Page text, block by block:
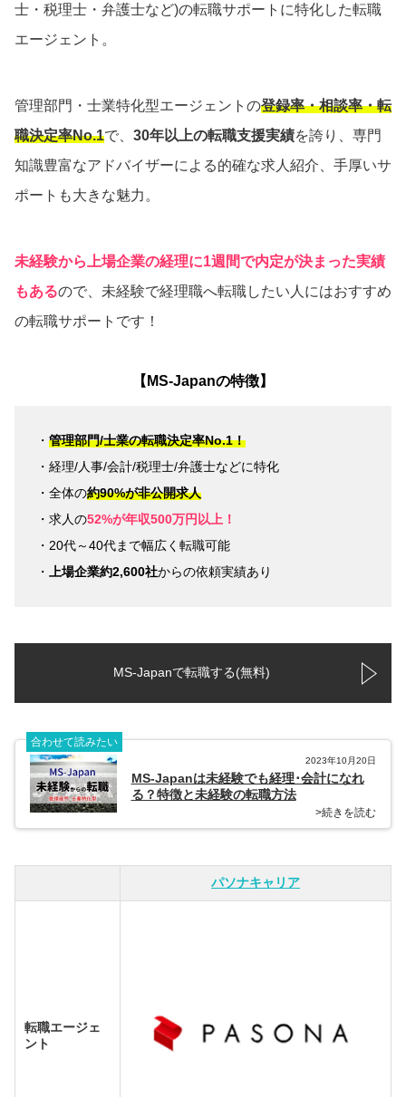
士・税理士・弁護士など)の転職サポートに特化した転職
エージェント。
管理部門・士業特化型エージェントの登録率・相談率・転
職決定率No.1で、 30年以上の転職支援実績を誇り、専門
知識豊富なアドバイザーによる的確な求人紹介、手厚いサ
ポートも大きな魅力。
未経験から上場企業の経理に1週間で内定が決まった実績
もあるので、未経験で経理職へ転職したい人にはおすすめ
の転職サポートです！
【MS-Japanの特徴】
・ 管理部門/士業の転職決定率No.1！
・経理/人事/会計/税理士/弁護士などに特化
・全体の約90%が非公開求人
・求人の52%が年収500万円以上！
・20代～40代まで幅広く転職可能
・ 上場企業約2,600社からの依頼実績あり
MS-Japanで転職する(無料)
合わせて読みたい
2023年10月20日
MS-Japanは未経験でも経理･会計になれ
る？特徴と未経験の転職方法
>続きを読む
パソナキャリア
転職エージェ
ント